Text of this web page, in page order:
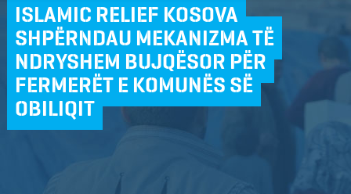
ISLAMIC RELIEF KOSOVA
SHPËRNDAU MEKANIZMA TË
NDRYSHEM BUJQËSOR PËR
FERMERËT E KOMUNËS SË
OBILIQIT